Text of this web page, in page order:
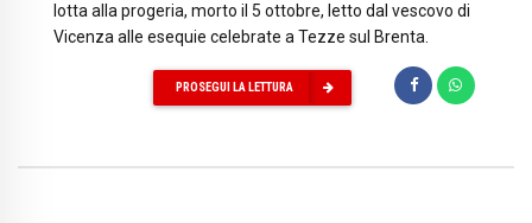
lotta alla progeria, morto il 5 ottobre, letto dal vescovo di
Vicenza alle esequie celebrate a Tezze sul Brenta.
PROSEGUI LA LETTURA